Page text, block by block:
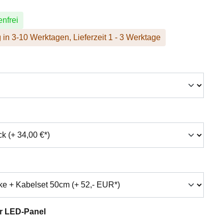
in 3-10 Werktagen, Lieferzeit 1 - 3 Werktage
LED-Panelauswählen